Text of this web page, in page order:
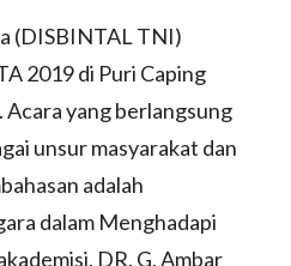
(DISBINTAL TNI)
2019 di Puri Caping
Acara yang berlangsung
unsur masyarakat dan
adalah
dalam Menghadapi
DR. G, Ambar